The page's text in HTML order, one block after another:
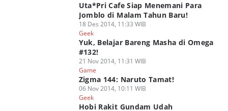
Uta*Pri Cafe Siap Menemani Para
Jomblo di Malam Tahun Baru!
18 Des 2014, 11:33 WIB
Geek
Yuk, Belajar Bareng Masha di Omega
#132!
21 Nov 2014, 11:31 WIB
Game
Zigma 144: Naruto Tamat!
06 Nov 2014, 10:11 WIB
Geek
Hobi Rakit Gundam Udah